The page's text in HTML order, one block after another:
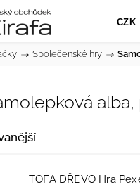
CZK
/ Společenské hry /
alba,
TOFA DŘEVO Hra